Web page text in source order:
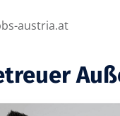
austria.at